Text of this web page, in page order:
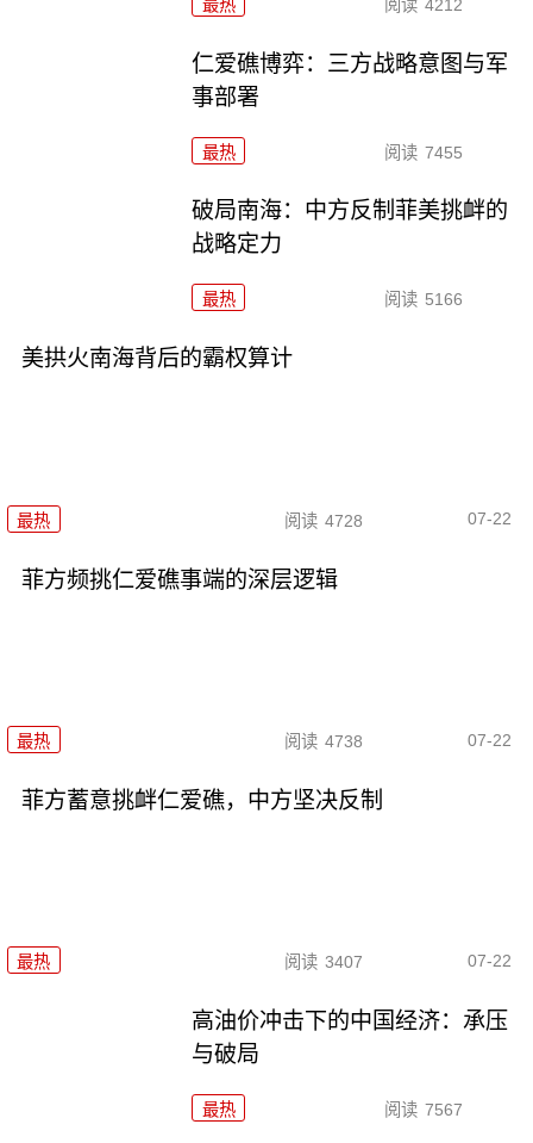
最热 阅读 4212
仁爱礁博弈：三方战略意图与军
事部署
最热 阅读 7455
破局南海：中方反制菲美挑衅的
战略定力
最热 阅读 5166
美拱火南海背后的霸权算计
最热 阅读 4728 07-22
菲方频挑仁爱礁事端的深层逻辑
最热 阅读 4738 07-22
菲方蓄意挑衅仁爱礁，中方坚决反制
最热 阅读 3407 07-22
高油价冲击下的中国经济：承压
与破局
最热 阅读 7567